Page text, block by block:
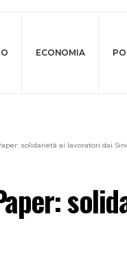
ECONOMIA
solidarietà ai lavoratori dai